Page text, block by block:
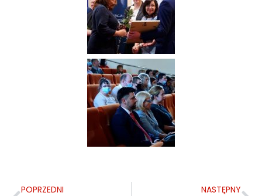
POPRZEDNI NASTĘPNY